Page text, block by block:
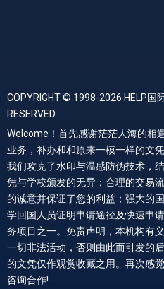
COPYRIGHT © 1998-2026 HELP国
RESERVED.
Welcome！首先感谢茫茫人海的相
业务，补办和和原来一模一样的文
我们攻克了水印与温感防伪技术，
凭与学校颁发的无异；合理的交易
的诚意并保证了您的利益；强大的
学回国人员证明申请途径及快速申
务项目之一。免责声明，本机构有
一切非法活动，否则由此而引发的
的文凭仅作观赏收藏之用。再次感
咨询合作!